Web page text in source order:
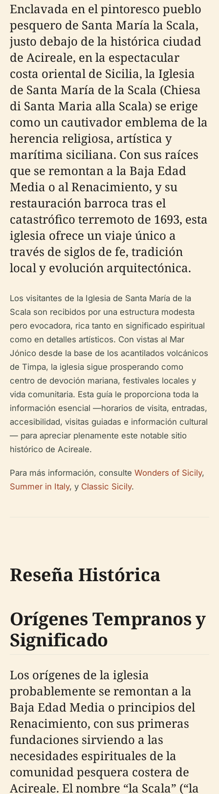
Enclavada en el pintoresco pueblo
pesquero de Santa María la Scala,
justo debajo de la histórica ciudad
de Acireale, en la espectacular
costa oriental de Sicilia, la Iglesia
de Santa María de la Scala (Chiesa
di Santa Maria alla Scala) se erige
como un cautivador emblema de la
herencia religiosa, artística y
marítima siciliana. Con sus raíces
que se remontan a la Baja Edad
Media o al Renacimiento, y su
restauración barroca tras el
catastrófico terremoto de 1693, esta
iglesia ofrece un viaje único a
través de siglos de fe, tradición
local y evolución arquitectónica.
Los visitantes de la Iglesia de Santa María de la
Scala son recibidos por una estructura modesta
pero evocadora, rica tanto en significado espiritual
como en detalles artísticos. Con vistas al Mar
Jónico desde la base de los acantilados volcánicos
de Timpa, la iglesia sigue prosperando como
centro de devoción mariana, festivales locales y
vida comunitaria. Esta guía le proporciona toda la
información esencial —horarios de visita, entradas,
accesibilidad, visitas guiadas e información cultural
— para apreciar plenamente este notable sitio
histórico de Acireale.
Para más información, consulte Wonders of Sicily,
Summer in Italy, y Classic Sicily.
Reseña Histórica
Orígenes Tempranos y
Significado
Los orígenes de la iglesia
probablemente se remontan a la
Baja Edad Media o principios del
Renacimiento, con sus primeras
fundaciones sirviendo a las
necesidades espirituales de la
comunidad pesquera costera de
Acireale. El nombre “la Scala” (“la